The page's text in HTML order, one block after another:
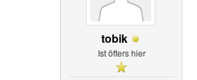
tobik
Ist öfters hier